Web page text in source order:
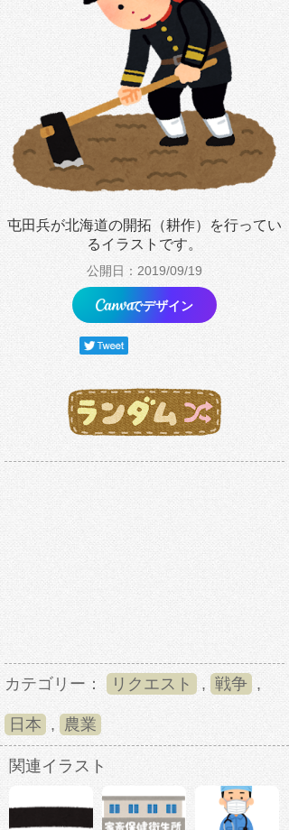
屯田兵が北海道の開拓（耕作）を行ってい
るイラストです。
公開日：2019/09/19
でデザイン
カテゴリー： リクエスト , 戦争 ,
日本 , 農業
関連イラスト